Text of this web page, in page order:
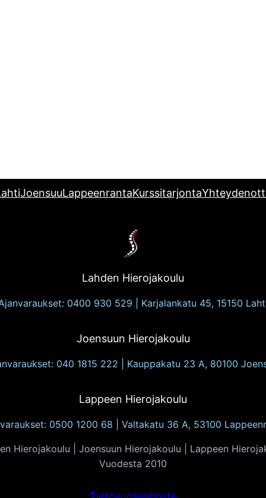
JoensuuLappeenrantaKurssitarjonta
Lahden Hierojakoulu
0400 930 529 | Karjalankatu 45, 15150
Joensuun Hierojakoulu
040 1815 222 | Kauppakatu 23 A, 80100
Lappeen Hierojakoulu
0500 1200 68 | Valtakatu 36 A, 53100
Hierojakoulu | Joensuun Hierojakoulu | Lappeen
Vuodesta 2010